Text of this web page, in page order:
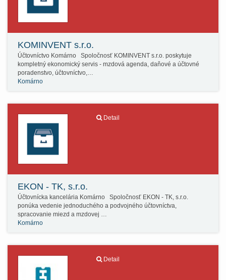
KOMINVENT s.r.o.
Účtovníctvo Komárno Spoločnosť KOMINVENT s.r.o. poskytuje
kompletný ekonomický servis - mzdová agenda, daňové a účtovné
poradenstvo, účtovníctvo,…
Komárno
Detail
EKON - TK, s.r.o.
Účtovnícka kancelária Komárno Spoločnosť EKON - TK, s.r.o.
ponúka vedenie jednoduchého a podvojného účtovníctva,
spracovanie miezd a mzdovej …
Komárno
Detail